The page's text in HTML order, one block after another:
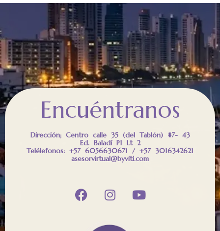
Encuéntranos
Dirección; Centro calle 35 (del Tablón) #7- 43
Ed. Baladí P1 Lt 2
Telélefonos: +57 6056630671 / +57 3016342621
asesorvirtual@byviti.com